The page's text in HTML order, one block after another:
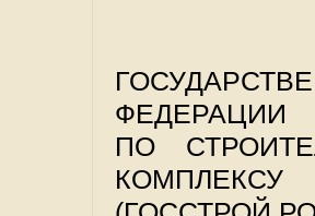
ФЕДЕРАЦИИ
ПО
КОМПЛЕКСУ